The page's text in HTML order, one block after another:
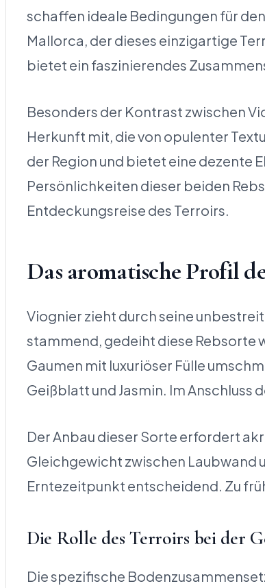
schaffen ideale Bedingungen für
Mallorca, der dieses einzigartige
bietet ein faszinierendes
Besonders der Kontrast zwischen
Herkunft mit, die von opulenter
der Region und bietet eine dezente
Persönlichkeiten dieser beiden
Entdeckungsreise des Terroirs.
Das aromatische Profil
Viognier zieht durch seine
stammend, gedeiht diese Rebsorte
Gaumen mit luxuriöser Fülle
Geißblatt und Jasmin. Im
Der Anbau dieser Sorte erfordert
Gleichgewicht zwischen Laubwand
Erntezeitpunkt entscheidend. Zu
Die Rolle des Terroirs bei der
Die spezifische